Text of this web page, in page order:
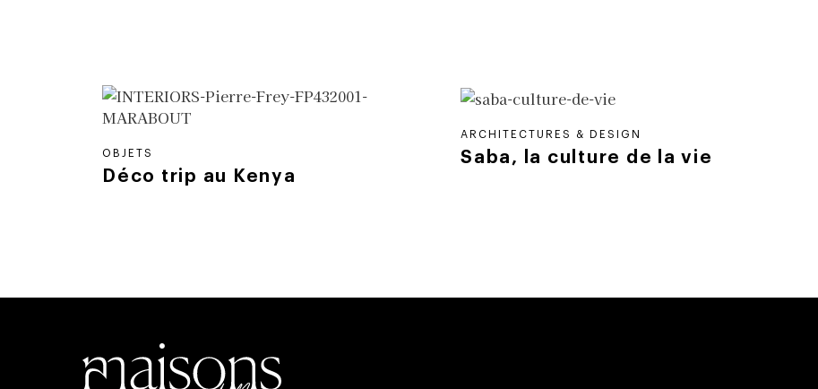
OBJETS
Déco trip au Kenya
ARCHITECTURES & DESIGN
Saba, la culture de la vie